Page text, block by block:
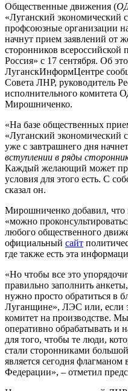
Общественные движения (
«Луганский экономический
профсоюзные организации
начнут прием заявлений от
сторонников всероссийской
Россия» с 17 сентября. Об
ЛуганскИнформЦентре
Совета ЛНР, руководитель
исполнительного
Мирошниченко.
«На базе общественных
«Луганский экономический
уже с завтрашнего дня
вступлении в ряды
Каждый желающий может
условия для этого есть. С
сказал он.
Мирошниченко добавил, что
«можно
любого общественного
официальный сайт
где также есть эта
«Но чтобы все это
правильно заполнить
нужно просто обратиться в
Луганщине», ЛЭС или, если
комитет на производстве.
оперативно обрабатывать и
для того, чтобы те люди,
стали сторонниками
является сегодня флагманом
Федерации», – отметил